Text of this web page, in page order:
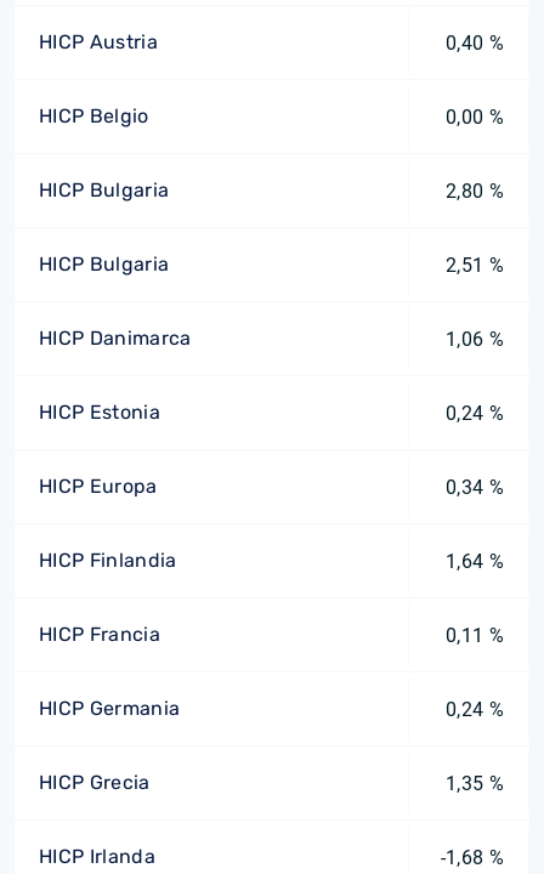
HICP Austria 0,40 %
HICP Belgio 0,00 %
HICP Bulgaria 2,80 %
HICP Bulgaria 2,51 %
HICP Danimarca 1,06 %
HICP Estonia 0,24 %
HICP Europa 0,34 %
HICP Finlandia 1,64 %
HICP Francia 0,11 %
HICP Germania 0,24 %
HICP Grecia 1,35 %
HICP Irlanda -1,68 %